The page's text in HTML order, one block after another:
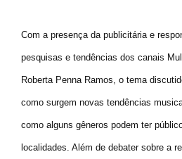
Com a presença da publicitária e
pesquisas e tendências dos canais
Roberta Penna Ramos, o tema
como surgem novas tendências
como alguns gêneros podem ter
localidades. Além de debater sobre a